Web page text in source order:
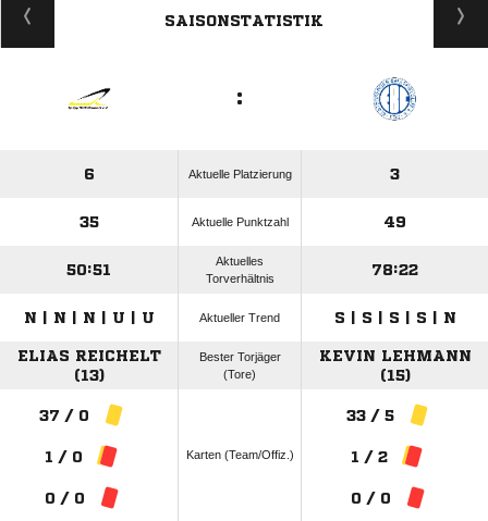
SAISONSTATISTIK
:
6 Aktuelle Platzierung 3
35 Aktuelle Punktzahl 49
50:51
Aktuelles
Torverhältnis
78:22
N | N | N | U | U Aktueller Trend S | S | S | S | N
ELIAS REICHELT
(13)
Bester Torjäger
(Tore)
KEVIN LEHMANN
(15)
37 / 0
1 / 0
0 / 0
Karten (Team/Offiz.)
33 / 5
1 / 2
0 / 0